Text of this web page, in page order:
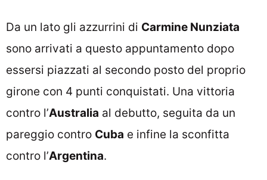
Da un lato gli azzurrini di Carmine Nunziata
sono arrivati a questo appuntamento dopo
essersi piazzati al secondo posto del proprio
girone con 4 punti conquistati. Una vittoria
contro l’Australia al debutto, seguita da un
pareggio contro Cuba e infine la sconfitta
contro l’Argentina.